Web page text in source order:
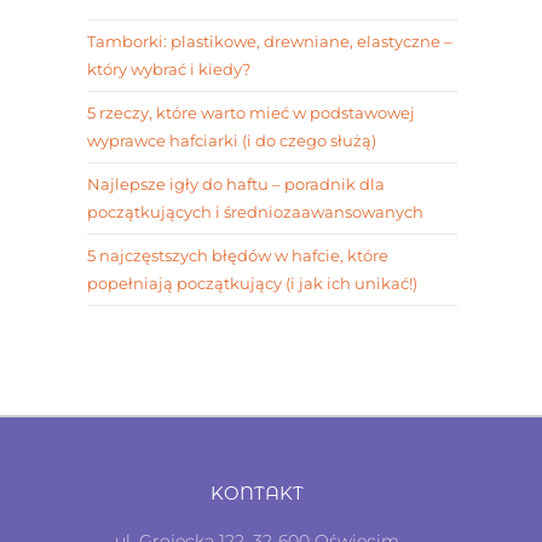
Tamborki: plastikowe, drewniane, elastyczne –
który wybrać i kiedy?
5 rzeczy, które warto mieć w podstawowej
wyprawce hafciarki (i do czego służą)
Najlepsze igły do haftu – poradnik dla
początkujących i średniozaawansowanych
5 najczęstszych błędów w hafcie, które
popełniają początkujący (i jak ich unikać!)
KONTAKT